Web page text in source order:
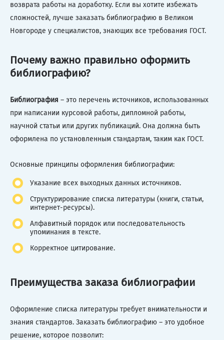
возврата работы на доработку. Если вы хотите избежать
сложностей, лучше заказать библиографию в Великом
Новгороде у специалистов, знающих все требования ГОСТ.
Почему важно правильно оформить
библиографию?
Библиография – это перечень источников, использованных
при написании курсовой работы, дипломной работы,
научной статьи или других публикаций. Она должна быть
оформлена по установленным стандартам, таким как ГОСТ.
Основные принципы оформления библиографии:
Указание всех выходных данных источников.
Структурирование списка литературы (книги, статьи,
интернет-ресурсы).
Алфавитный порядок или последовательность
упоминания в тексте.
Корректное цитирование.
Преимущества заказа библиографии
Оформление списка литературы требует внимательности и
знания стандартов. Заказать библиографию – это удобное
решение, которое позволит: